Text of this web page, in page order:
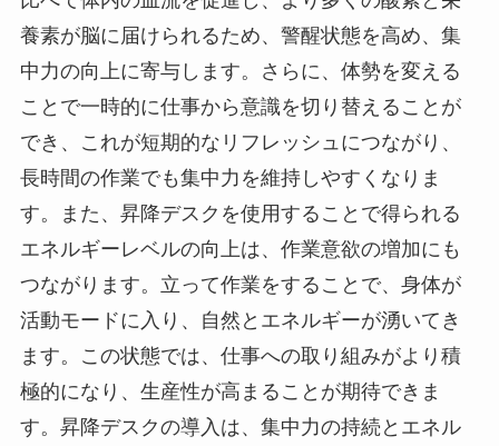
養素が脳に届けられるため、警醒状態を高め、集
中力の向上に寄与します。さらに、体勢を変える
ことで一時的に仕事から意識を切り替えることが
でき、これが短期的なリフレッシュにつながり、
長時間の作業でも集中力を維持しやすくなりま
す。また、昇降デスクを使用することで得られる
エネルギーレベルの向上は、作業意欲の増加にも
つながります。立って作業をすることで、身体が
活動モードに入り、自然とエネルギーが湧いてき
ます。この状態では、仕事への取り組みがより積
極的になり、生産性が高まることが期待できま
す。昇降デスクの導入は、集中力の持続とエネル